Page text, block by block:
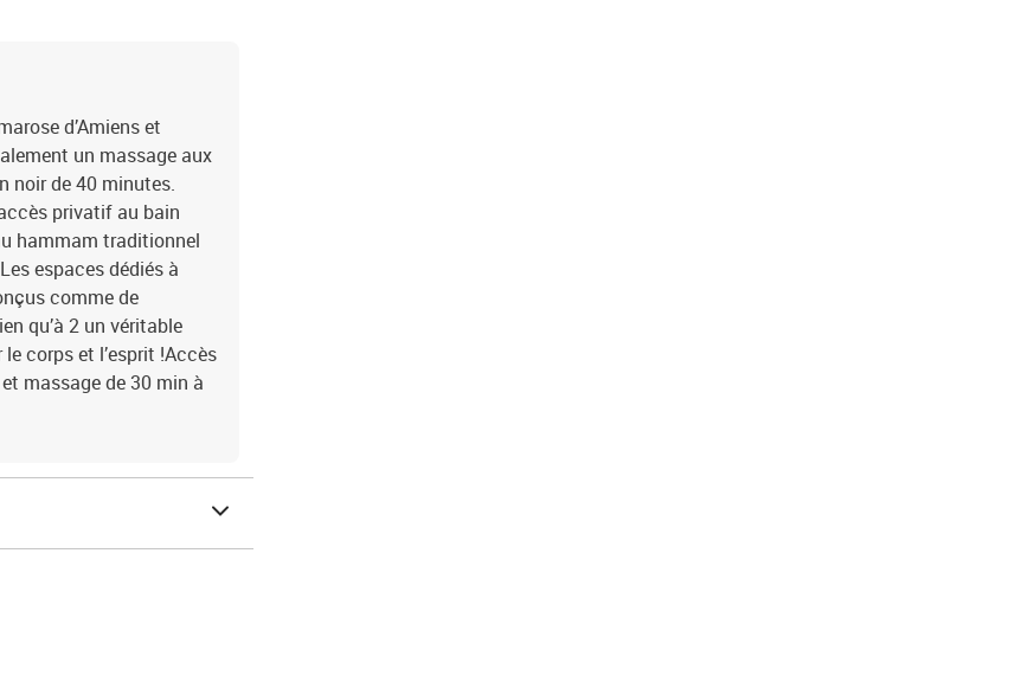
d’Amiens et
un massage aux
noir de 40 minutes.
privatif au bain
hammam traditionnel
espaces dédiés à
comme de
qu’à 2 un véritable
corps et l’esprit !Accès
massage de 30 min à